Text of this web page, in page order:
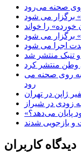
صحنه می‌رود
برگزار می شود
خورده» را خواند
برگزار می شود
اجرا می شود
و تنبک منتشر شد
وطن منتشر کرد
به روی صحنه می
رود
ژاپن در تهران
زودی در شیراز
پایان می‌دهد؟
و بازجویی شدند
دیدگاه کاربران